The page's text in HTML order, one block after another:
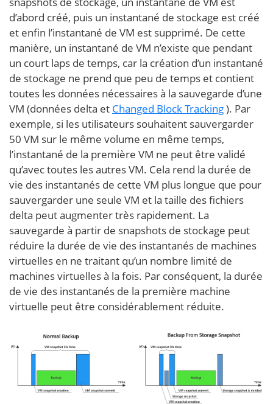
d’abord créé, puis un instantané de stockage est créé
et enfin l’instantané de VM est supprimé. De cette
manière, un instantané de VM n’existe que pendant
un court laps de temps, car la création d’un instantané
de stockage ne prend que peu de temps et contient
toutes les données nécessaires à la sauvegarde d’une
VM (données delta et Changed Block Tracking). Par
exemple, si les utilisateurs souhaitent sauvergarder
50 VM sur le même volume en même temps,
l’instantané de la première VM ne peut être validé
qu’avec toutes les autres VM. Cela rend la durée de
vie des instantanés de cette VM plus longue que pour
sauvergarder une seule VM et la taille des fichiers
delta peut augmenter très rapidement. La
sauvegarde à partir de snapshots de stockage peut
réduire la durée de vie des instantanés de machines
virtuelles en ne traitant qu’un nombre limité de
machines virtuelles à la fois. Par conséquent, la durée
de vie des instantanés de la première machine
virtuelle peut être considérablement réduite.